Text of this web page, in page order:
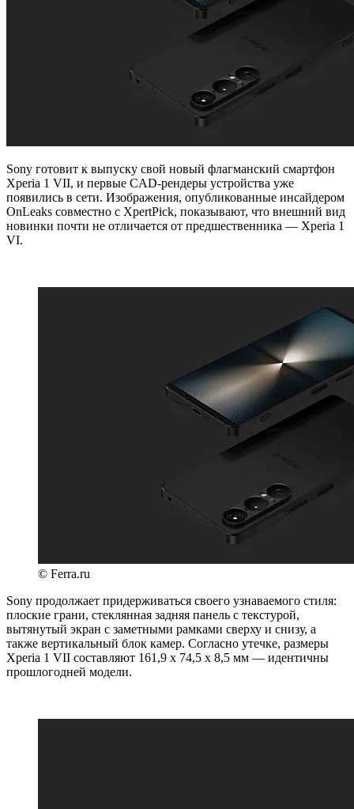
Sony готовит к выпуску свой новый флагманский смартфон
Xperia 1 VII, и первые CAD-рендеры устройства уже
появились в сети. Изображения, опубликованные инсайдером
OnLeaks совместно с XpertPick, показывают, что внешний вид
новинки почти не отличается от предшественника — Xperia 1
VI.
© Ferra.ru
Sony продолжает придерживаться своего узнаваемого стиля:
плоские грани, стеклянная задняя панель с текстурой,
вытянутый экран с заметными рамками сверху и снизу, а
также вертикальный блок камер. Согласно утечке, размеры
Xperia 1 VII составляют 161,9 x 74,5 x 8,5 мм — идентичны
прошлогодней модели.